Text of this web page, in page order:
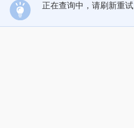
正在查询中，请刷新重试